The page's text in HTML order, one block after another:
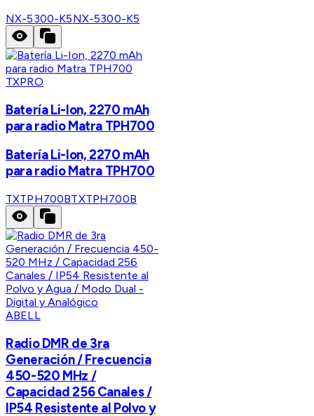
NX-5300-K5NX-5300-K5
TXPRO
Batería Li-Ion, 2270 mAh
para radio Matra TPH700
Batería Li-Ion, 2270 mAh
para radio Matra TPH700
TXTPH700BTXTPH700B
ABELL
Radio DMR de 3ra
Generación / Frecuencia
450-520 MHz /
Capacidad 256 Canales /
IP54 Resistente al Polvo y